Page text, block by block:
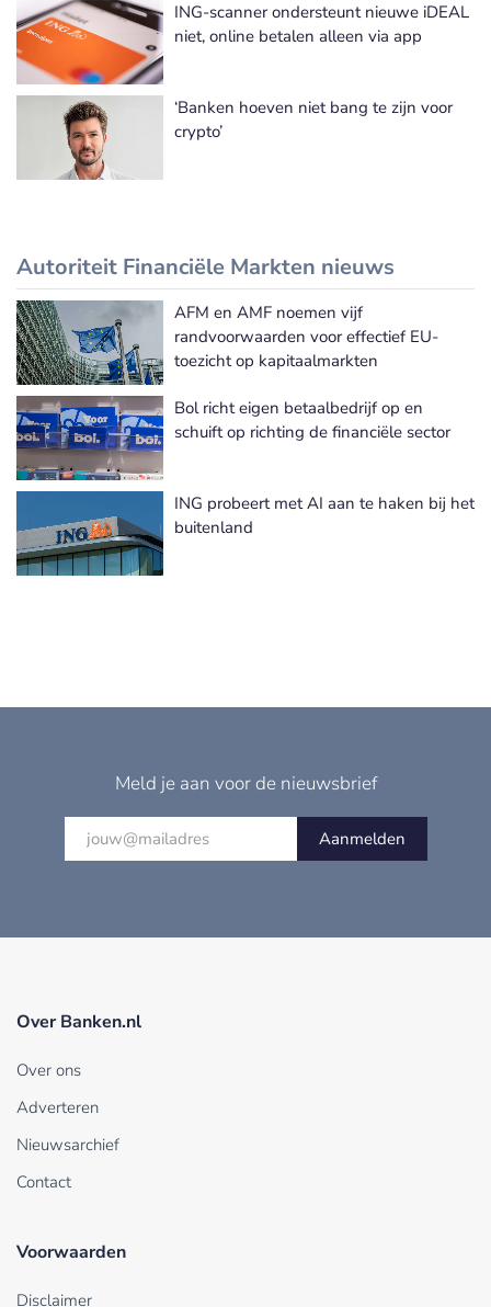
ING-scanner ondersteunt nieuwe iDEAL
niet, online betalen alleen via app
‘Banken hoeven niet bang te zijn voor
crypto’
Autoriteit Financiële Markten nieuws
Autoriteit Financiële Markten nieuws
AFM en AMF noemen vijf
randvoorwaarden voor effectief EU-
toezicht op kapitaalmarkten
Bol richt eigen betaalbedrijf op en
schuift op richting de financiële sector
ING probeert met AI aan te haken bij het
buitenland
Meld je aan voor de nieuwsbrief
Aanmelden
Over Banken.nl
Over ons
Adverteren
Nieuwsarchief
Contact
Voorwaarden
Disclaimer